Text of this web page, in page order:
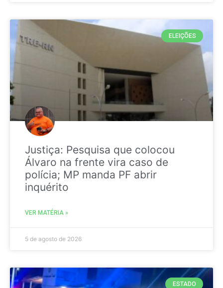
ELEIÇÕES
Justiça: Pesquisa que colocou
Álvaro na frente vira caso de
polícia; MP manda PF abrir
inquérito
VER MATÉRIA »
5 de agosto de 2026
ESTADO